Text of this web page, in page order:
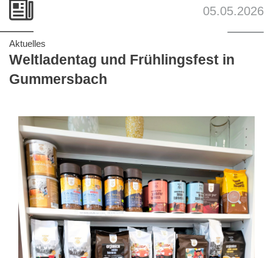
Aktuelles
Weltladentag und Frühlingsfest in
Gummersbach
05.05.2026